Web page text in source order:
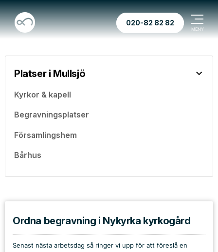
020-82 82 82
Platser i Mullsjö
Kyrkor & kapell
Begravningsplatser
Församlingshem
Bårhus
Ordna begravning i Nykyrka kyrkogård
Senast nästa arbetsdag så ringer vi upp för att föreslå en